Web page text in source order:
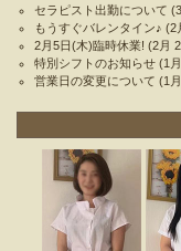
セラピスト出勤について
もうすぐバレンタイン♪ (2
2月5日(木)臨時休業! (2月
特別シフトのお知らせ (1
営業日の変更について (1